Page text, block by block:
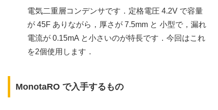
電気二重層コンデンサです．定格電圧 4.2V で容量
が 45F ありながら，厚さが 7.5mm と 小型で，漏れ
電流が 0.15mA と小さいのが特長です．今回はこれ
を2個使用します．
MonotaRO で入手するもの